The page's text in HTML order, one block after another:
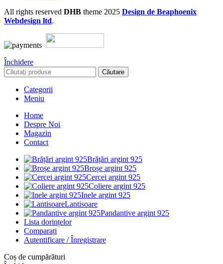
All rights reserved DHB theme 2025 Design de Beaphoenix
Webdesign ltd.
Închidere
Căutare
Categorii
Meniu
Home
Despre Noi
Magazin
Contact
Brățări argint 925
Broșe argint 925
Cercei argint 925
Coliere argint 925
Inele argint 925
Lantisoare
Pandantive argint 925
Lista dorințelor
Comparați
Autentificare / Înregistrare
Coș de cumpărături